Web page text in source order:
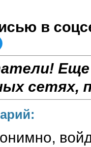
в
сетях,